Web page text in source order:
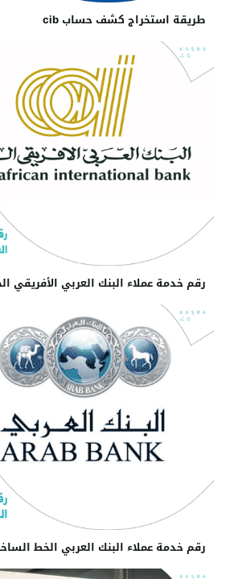
طريقة استخراج كشف حساب cib
رقم خدمة عملاء البنك العربي الأفريقي
رقم خدمة عملاء البنك العربي الخط